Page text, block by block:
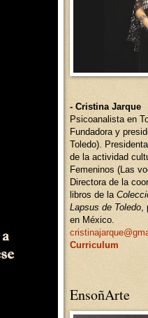
- Cristina Jarque
Psicoanalista en
Fundadora y
Toledo).
de la actividad
Femeninos (Las
Directora de la
libros de la
Lapsus de Toledo,
en México.
Curriculum
EnsoñArte